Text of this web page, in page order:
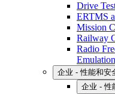
Drive
ERTMS
Mission
Railway
Radio
Emulation
企业 - 性能和安
企业 - 性